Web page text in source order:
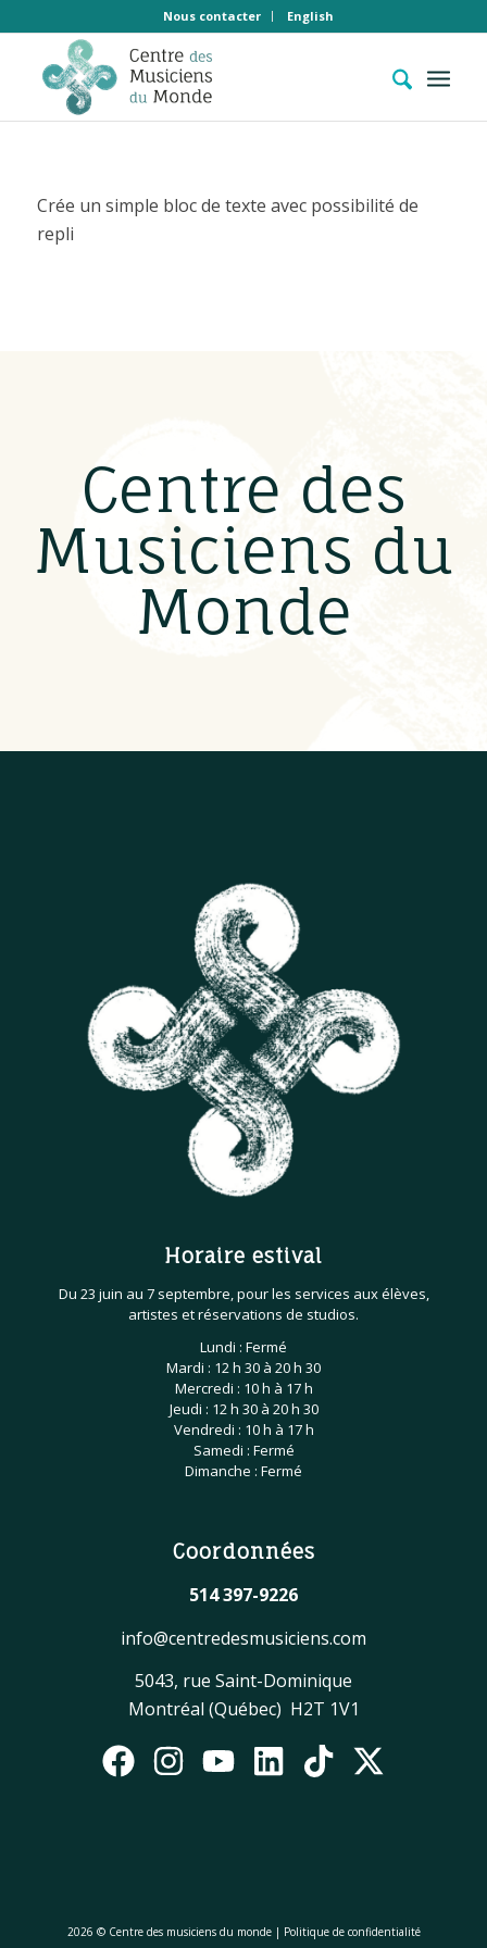
Nous contacter English
Crée un simple bloc de texte avec possibilité de
repli
Centre des
Musiciens du
Monde
Horaire estival
Du 23 juin au 7 septembre, pour les services aux élèves,
artistes et réservations de studios.
Lundi : Fermé
Mardi : 12 h 30 à 20 h 30
Mercredi : 10 h à 17 h
Jeudi : 12 h 30 à 20 h 30
Vendredi : 10 h à 17 h
Samedi : Fermé
Dimanche : Fermé
Coordonnées
514 397-9226
info@centredesmusiciens.com
5043, rue Saint-Dominique
Montréal (Québec) H2T 1V1
2026 © Centre des musiciens du monde | Politique de confidentialité